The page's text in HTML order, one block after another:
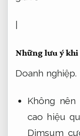
|
Những lưu ý
Doanh nghiệp.
Không
cao hiệu
Dimsum